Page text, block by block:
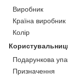
Виробник
Країна виробник
Колір
Подарункова
Призначення